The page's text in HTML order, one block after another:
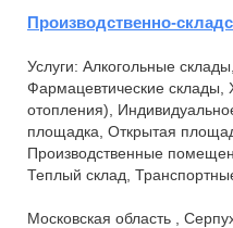
Производственно-
Услуги: Алкогольные
Фармацевтические склады,
отопления),
площадка, Открытая
Производственные
Теплый склад,
Московская область ,